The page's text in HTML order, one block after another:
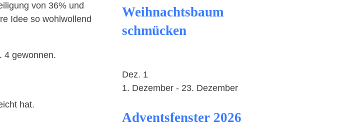
von 36% und
Idee so wohlwollend
4 gewonnen.
hat.
Weihnachtsbaum
schmücken
Dez. 1
1. Dezember - 23. Dezember
Adventsfenster 2026